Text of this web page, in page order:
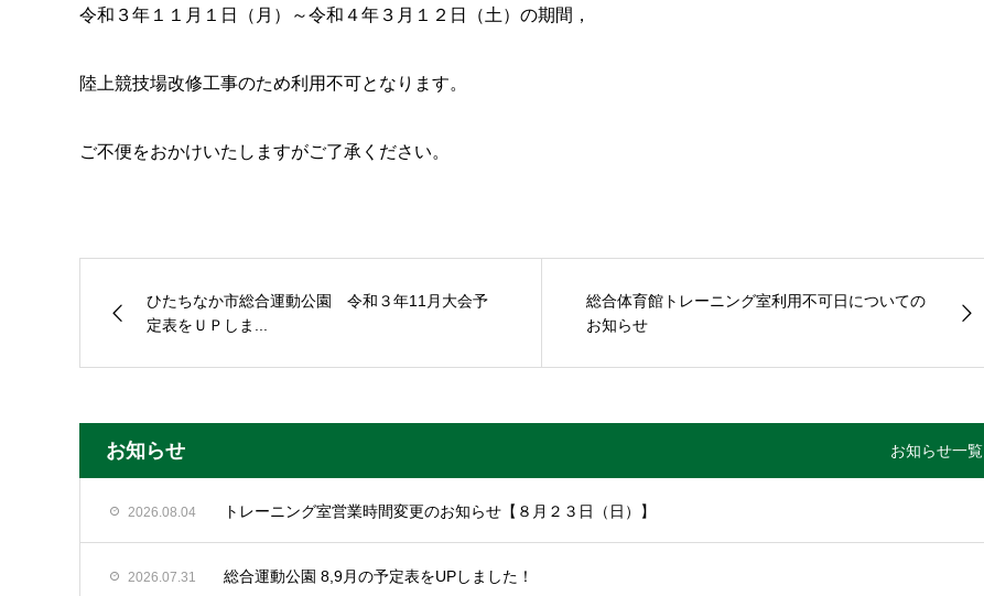
令和３年１１月１日（月）～令和４年３月１２日（土）の期間，
陸上競技場改修工事のため利用不可となります。
ご不便をおかけいたしますがご了承ください。
ひたちなか市総合運動公園 令和３年11月大会予
定表をＵＰしま...
総合体育館トレーニング室利用不可日についての
お知らせ
お知らせ お知らせ一覧
2026.08.04 トレーニング室営業時間変更のお知らせ【８月２３日（日）】
2026.07.31 総合運動公園 8,9月の予定表をUPしました！